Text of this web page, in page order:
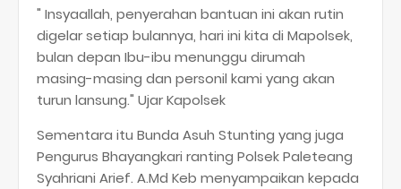
" Insyaallah, penyerahan bantuan ini akan rutin
digelar setiap bulannya, hari ini kita di Mapolsek,
bulan depan Ibu-ibu menunggu dirumah
masing-masing dan personil kami yang akan
turun lansung." Ujar Kapolsek
Sementara itu Bunda Asuh Stunting yang juga
Pengurus Bhayangkari ranting Polsek Paleteang
Syahriani Arief. A.Md Keb menyampaikan kepada